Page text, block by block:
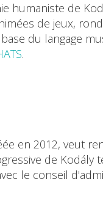
humaniste de
de jeux,
du langage
.
en 2012,
de
le conseil